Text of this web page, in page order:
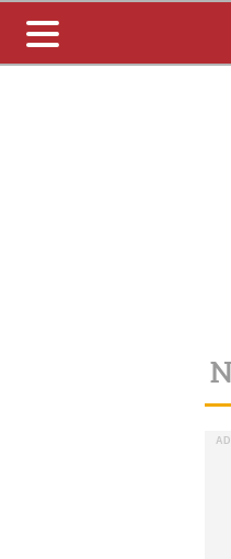
Toggle
navigation